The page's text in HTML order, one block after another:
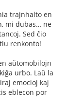
trajnhalto en
mi dubas… ne
Sed ĉio
renkonto!
aŭtomobilojn
urbo. Laŭ la
emocioj kaj
eblecon por